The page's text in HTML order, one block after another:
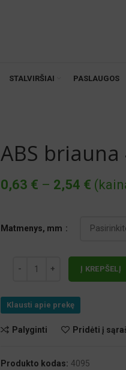
STALVIRŠIAI PASLAUGOS
ABS briauna
0,63 € – 2,54 € Price
Matmenys, mm
Į KREPŠELĮ
Klausti apie prekę
Palyginti Pridėti į
Produkto kodas: 4095